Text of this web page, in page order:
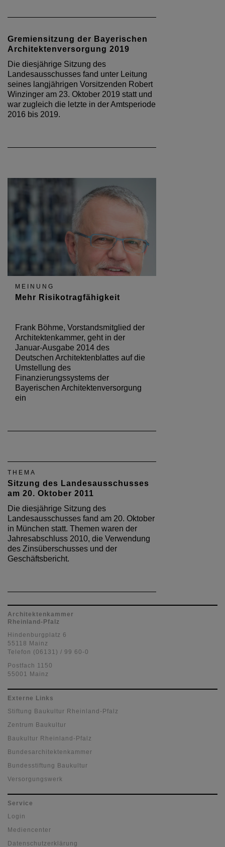
Gremiensitzung der Bayerischen
Architektenversorgung 2019
Die diesjährige Sitzung des
Landesausschusses fand unter Leitung
seines langjährigen Vorsitzenden Robert
Winzinger am 23. Oktober 2019 statt und
war zugleich die letzte in der Amtsperiode
2016 bis 2019.
MEINUNG
Mehr Risikotragfähigkeit
Frank Böhme, Vorstandsmitglied der
Architektenkammer, geht in der
Januar-Ausgabe 2014 des
Deutschen Architektenblattes auf die
Umstellung des
Finanzierungssystems der
Bayerischen Architektenversorgung
ein
THEMA
Sitzung des Landesausschusses
am 20. Oktober 2011
Die diesjährige Sitzung des
Landesausschusses fand am 20. Oktober
in München statt. Themen waren der
Jahresabschluss 2010, die Verwendung
des Zinsüberschusses und der
Geschäftsbericht.
Architektenkammer
Rheinland-Pfalz
Hindenburgplatz 6
55118 Mainz
Telefon (06131) / 99 60-0
Postfach 1150
55001 Mainz
Externe Links
Stiftung Baukultur Rheinland-Pfalz
Zentrum Baukultur
Baukultur Rheinland-Pfalz
Bundesarchitektenkammer
Bundesstiftung Baukultur
Versorgungswerk
Service
Login
Mediencenter
Datenschutzerklärung